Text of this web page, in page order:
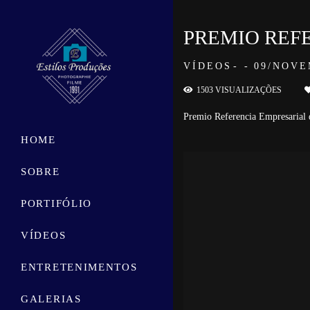
HOME
SOBRE
PORTIFÓLIO
VÍDEOS
ENTRETENIMENTOS
GALERIAS
VÍDEOS 09/
PREMIO
1503 VISUALIZAÇÕES
Premio Referencia Empresarial